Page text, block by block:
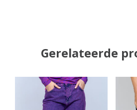
Gerelateerde